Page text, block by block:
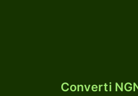
Converti